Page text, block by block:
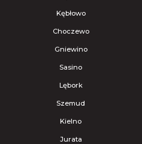
Kębłowo
Choczewo
Gniewino
Sasino
Lębork
Szemud
Kielno
Jurata